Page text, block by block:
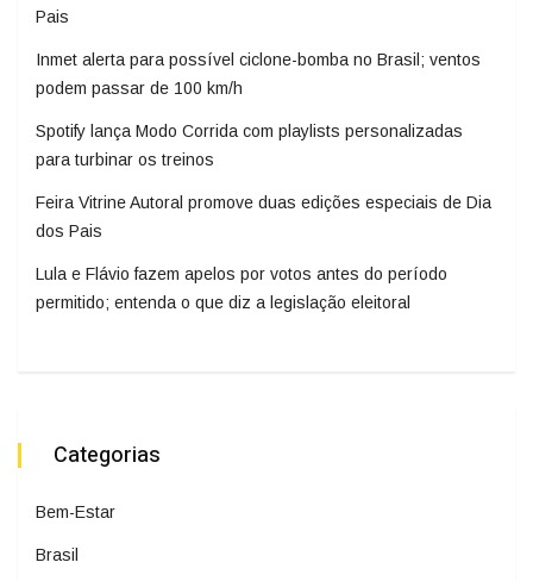
Pais
Inmet alerta para possível ciclone-bomba no Brasil; ventos
podem passar de 100 km/h
Spotify lança Modo Corrida com playlists personalizadas
para turbinar os treinos
Feira Vitrine Autoral promove duas edições especiais de Dia
dos Pais
Lula e Flávio fazem apelos por votos antes do período
permitido; entenda o que diz a legislação eleitoral
Categorias
Bem-Estar
Brasil